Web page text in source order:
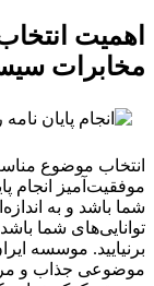
اهمیت
مخابرات
انتخاب موضوع
موفقیت‌آمیز انجام
شما باشد و به
توانایی‌های شما
برنیایید. موسسه
موضوعی جذاب و